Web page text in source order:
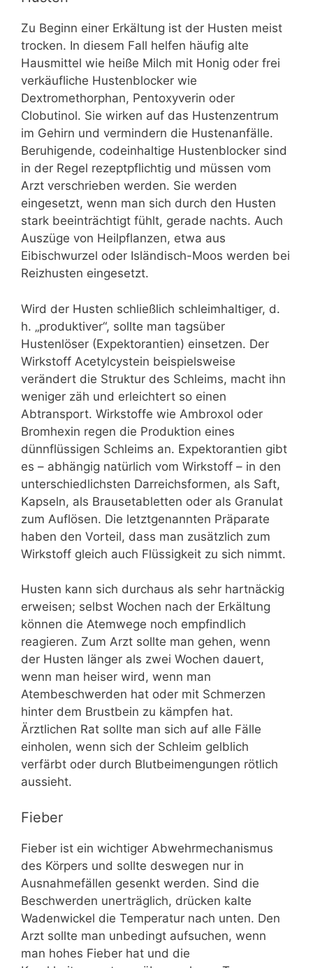
Zu Beginn einer Erkältung ist der Husten meist
trocken. In diesem Fall helfen häufig alte
Hausmittel wie heiße Milch mit Honig oder frei
verkäufliche Hustenblocker wie
Dextromethorphan, Pentoxyverin oder
Clobutinol. Sie wirken auf das Hustenzentrum
im Gehirn und vermindern die Hustenanfälle.
Beruhigende, codeinhaltige Hustenblocker sind
in der Regel rezeptpflichtig und müssen vom
Arzt verschrieben werden. Sie werden
eingesetzt, wenn man sich durch den Husten
stark beeinträchtigt fühlt, gerade nachts. Auch
Auszüge von Heilpflanzen, etwa aus
Eibischwurzel oder Isländisch-Moos werden bei
Reizhusten eingesetzt.
Wird der Husten schließlich schleimhaltiger, d.
h. „produktiver“, sollte man tagsüber
Hustenlöser (Expektorantien) einsetzen. Der
Wirkstoff Acetylcystein beispielsweise
verändert die Struktur des Schleims, macht ihn
weniger zäh und erleichtert so einen
Abtransport. Wirkstoffe wie Ambroxol oder
Bromhexin regen die Produktion eines
dünnflüssigen Schleims an. Expektorantien gibt
es – abhängig natürlich vom Wirkstoff – in den
unterschiedlichsten Darreichsformen, als Saft,
Kapseln, als Brausetabletten oder als Granulat
zum Auflösen. Die letztgenannten Präparate
haben den Vorteil, dass man zusätzlich zum
Wirkstoff gleich auch Flüssigkeit zu sich nimmt.
Husten kann sich durchaus als sehr hartnäckig
erweisen; selbst Wochen nach der Erkältung
können die Atemwege noch empfindlich
reagieren. Zum Arzt sollte man gehen, wenn
der Husten länger als zwei Wochen dauert,
wenn man heiser wird, wenn man
Atembeschwerden hat oder mit Schmerzen
hinter dem Brustbein zu kämpfen hat.
Ärztlichen Rat sollte man sich auf alle Fälle
einholen, wenn sich der Schleim gelblich
verfärbt oder durch Blutbeimengungen rötlich
aussieht.
Fieber
Fieber ist ein wichtiger Abwehrmechanismus
des Körpers und sollte deswegen nur in
Ausnahmefällen gesenkt werden. Sind die
Beschwerden unerträglich, drücken kalte
Wadenwickel die Temperatur nach unten. Den
Arzt sollte man unbedingt aufsuchen, wenn
man hohes Fieber hat und die